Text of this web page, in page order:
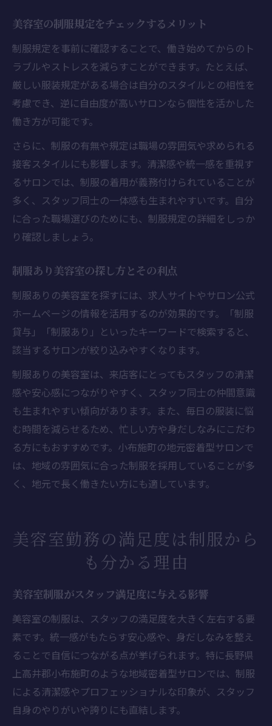
美容室の制服規定をチェックするメリット
制服規定を事前に確認することで、働き始めてからのト
ラブルやストレスを減らすことができます。たとえば、
厳しい服装規定がある場合は自分のスタイルとの相性を
考慮でき、逆に自由度が高いサロンなら個性を活かした
働き方が可能です。
さらに、制服の有無や規定は職場の雰囲気や求められる
接客スタイルにも影響します。清潔感や統一感を重視す
るサロンでは、制服の着用が義務付けられていることが
多く、スタッフ同士の一体感も生まれやすいです。自分
に合った職場選びのためにも、制服規定の詳細をしっか
り確認しましょう。
制服あり美容室の探し方とその利点
制服ありの美容室を探すには、求人サイトやサロン公式
ホームページの情報を活用するのが効果的です。「制服
貸与」「制服あり」といったキーワードで検索すると、
該当するサロンが絞り込みやすくなります。
制服ありの美容室は、来店客にとってもスタッフの清潔
感や安心感につながりやすく、スタッフ同士の仲間意識
も生まれやすい傾向があります。また、毎日の服装に悩
む時間を減らせるため、忙しい方や身だしなみにこだわ
る方にもおすすめです。小布施町の地元密着型サロンで
は、地域の雰囲気に合った制服を採用していることが多
く、地元で長く働きたい方にも適しています。
美容室勤務の満足度は制服から
も分かる理由
美容室制服がスタッフ満足度に与える影響
美容室の制服は、スタッフの満足度を大きく左右する要
素です。統一感がもたらす安心感や、身だしなみを整え
ることで自信につながる点が挙げられます。特に長野県
上高井郡小布施町のような地域密着型サロンでは、制服
による清潔感やプロフェッショナルな印象が、スタッフ
自身のやりがいや誇りにも直結します。